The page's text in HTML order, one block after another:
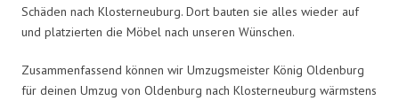
Schäden nach Klosterneuburg. Dort bauten sie alles wieder auf
und platzierten die Möbel nach unseren Wünschen.
Zusammenfassend können wir Umzugsmeister König Oldenburg
für deinen Umzug von Oldenburg nach Klosterneuburg wärmstens